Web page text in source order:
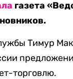
газета
Тимур
торговлю.